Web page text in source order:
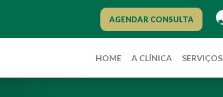
AGENDAR CONSULTA
HOME A CLÍNICA SERVIÇOS